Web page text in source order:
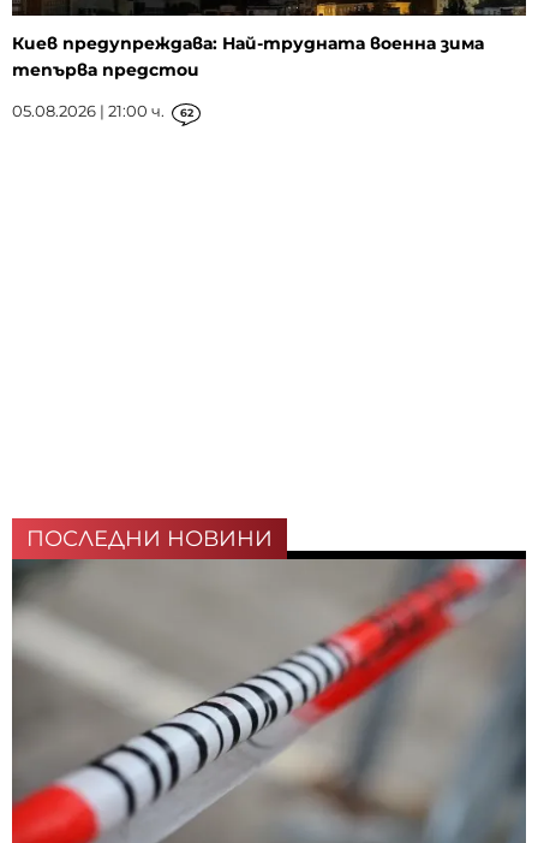
Киев предупреждава: Най-трудната военна зима
тепърва предстои
05.08.2026 | 21:00 ч. 62
ПОСЛЕДНИ НОВИНИ